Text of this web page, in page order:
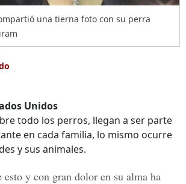
una tierna foto con su perra
Unidos
todo los perros, llegan a ser parte
en cada familia, lo mismo ocurre
y sus animales.
esto y con gran dolor en su alma ha